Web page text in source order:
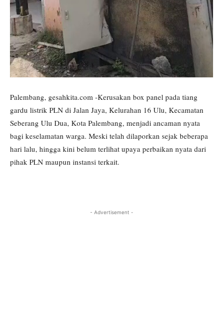
Palembang, gesahkita.com -Kerusakan box panel pada tiang
gardu listrik PLN di Jalan Jaya, Kelurahan 16 Ulu, Kecamatan
Seberang Ulu Dua, Kota Palembang, menjadi ancaman nyata
bagi keselamatan warga. Meski telah dilaporkan sejak beberapa
hari lalu, hingga kini belum terlihat upaya perbaikan nyata dari
pihak PLN maupun instansi terkait.
- Advertisement -